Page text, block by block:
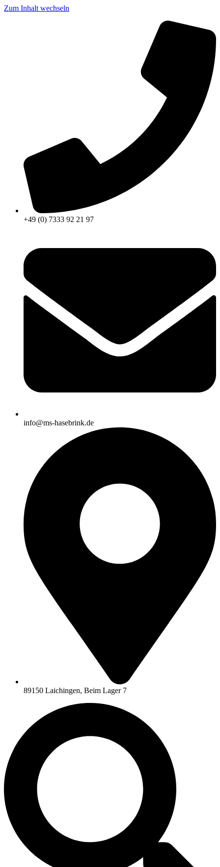
Zum Inhalt wechseln
+49 (0) 7333 92 21 97
info@ms-hasebrink.de
89150 Laichingen, Beim Lager 7